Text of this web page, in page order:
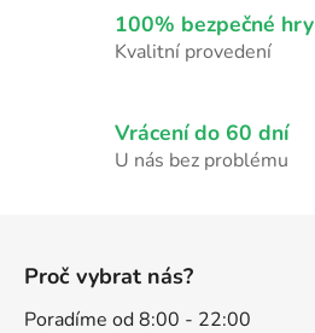
k
y
p
i
100% bezpečné hry
Kvalitní provedení
Vrácení do 60 dní
U nás bez problému
Proč vybrat nás?
Poradíme od 8:00 - 22:00